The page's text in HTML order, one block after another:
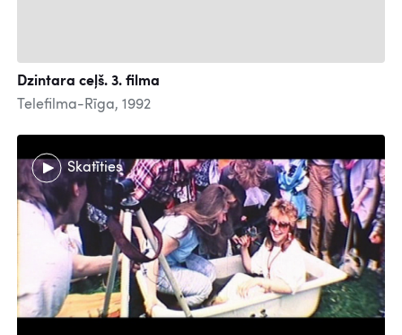
Dzintara ceļš. 3. filma
Telefilma-Rīga, 1992
Skatīties